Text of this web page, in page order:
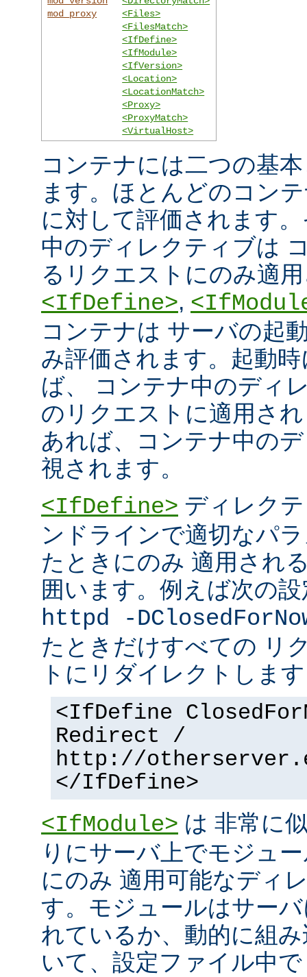
mod_proxy
<Files>
<FilesMatch>
<IfDefine>
<IfModule>
<IfVersion>
<Location>
<LocationMatch>
<Proxy>
<ProxyMatch>
<VirtualHost>
コンテナには二つの基
ます。ほとんどのコン
に対して評価されます
中のディレクティブは
るリクエストにのみ適
<IfDefine>,
コンテナは サーバの起
み評価されます。起動
ば、 コンテナ中のディ
のリクエストに適用さ
あれば、コンテナ中の
視されます。
<IfDefine> ディレク
ンドラインで適切なパ
たときにのみ 適用され
囲います。例えば次の
httpd -
たときだけすべての リ
トにリダイレクトしま
<IfDefine
Redirect /
http://
</IfDefine>
<IfModule> は 非常に
りにサーバ上でモジュ
にのみ 適用可能なディ
す。モジュールはサー
れているか、動的に組
いて、設定ファイル中